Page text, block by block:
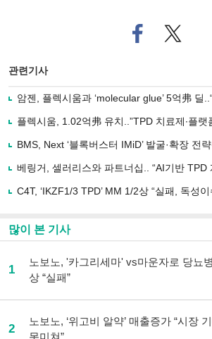
페
이
사
유
기
트위
터로
관련기사
암젠, 플렉시움과 ‘molecular glue’ 5억弗 딜
플렉시움, 1.02억弗 유치..”TPD 치료제∙플랫
BMS, Next ‘블록버스터 IMiD’ 발굴·확장 전
베링거, 셀러리스와 파트너십.. “AI기반 TPD
C4T, ‘IKZF1/3 TPD’ MM 1/2상 “실패, 독성
많이 본 기사
1
노보노, '카그리세마' vs마운자로 당뇨
상 “실패”
2
노보노, ‘위고비 알약’ 매출증가 “시장
못미쳐”